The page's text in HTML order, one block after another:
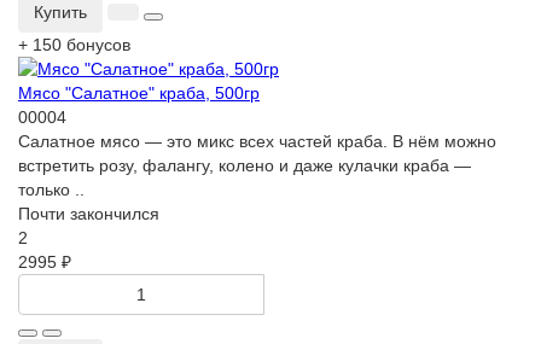
Купить
+ 150 бонусов
Мясо "Салатное" краба, 500гр
00004
Салатное мясо — это микс всех частей краба. В нём можно
встретить розу, фалангу, колено и даже кулачки краба —
только ..
Почти закончился
2
2995 ₽